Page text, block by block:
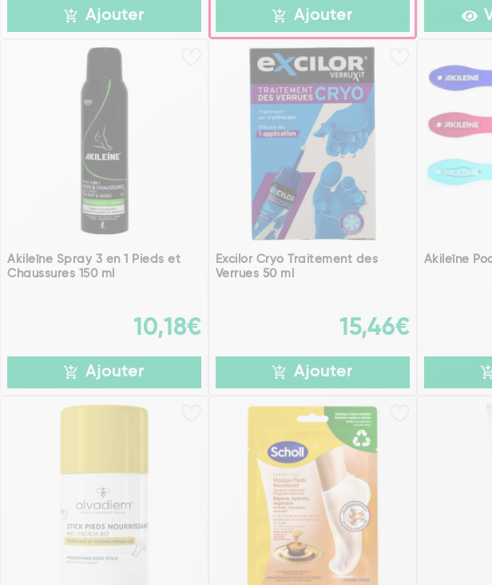
Ajouter Ajouter
Akileïne Spray 3 en 1 Pieds et
Chaussures 150 ml
10,18€
Ajouter
Excilor Cryo Traitement des
Verrues 50 ml
15,46€
Ajouter
Akileïne